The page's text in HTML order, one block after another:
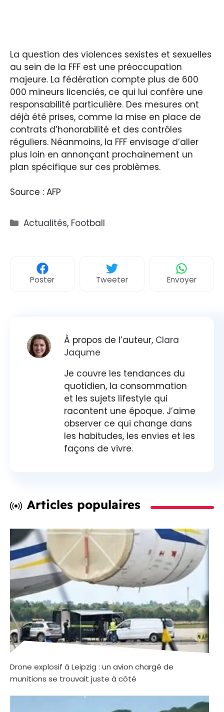
La question des violences sexistes et sexuelles
au sein de la FFF est une préoccupation
majeure. La fédération compte plus de 600
000 mineurs licenciés, ce qui lui confère une
responsabilité particulière. Des mesures ont
déjà été prises, comme la mise en place de
contrats d’honorabilité et des contrôles
réguliers. Néanmoins, la FFF envisage d’aller
plus loin en annonçant prochainement un
plan spécifique sur ces problèmes.
Source : AFP
Catégories
Actualités, Football
Poster Tweeter Envoyer
À propos de l’auteur, Clara
Jaqume
Je couvre les tendances du
quotidien, la consommation
et les sujets lifestyle qui
racontent une époque. J’aime
observer ce qui change dans
les habitudes, les envies et les
façons de vivre.
Articles populaires
Drone explosif à Leipzig : un avion chargé de
munitions se trouvait juste à côté